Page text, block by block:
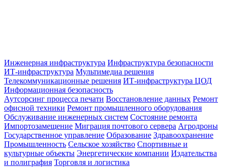
Инженерная инфраструктура Инфраструктура безопасности
ИТ-инфраструктура Мультимедиа решения
Телекоммуникационные решения ИТ-инфраструктура ЦОД
Информационная безопасность
Аутсорсинг процесса печати Восстановление данных Ремонт
офисной техники Ремонт промышленного оборудования
Обслуживание инженерных систем Состояние ремонта
Импортозамещение Миграция почтового сервера Агродроны
Государственное управление Образование Здравоохранение
Промышленность Сельское хозяйство Спортивные и
культурные объекты Энергетические компании Издательства
и полиграфия Торговля и логистика